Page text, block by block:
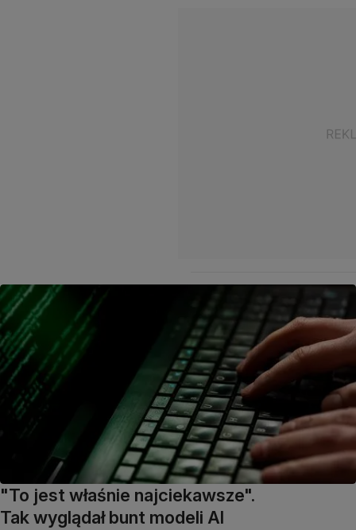
"To jest właśnie najciekawsze".
Tak wyglądał bunt modeli AI